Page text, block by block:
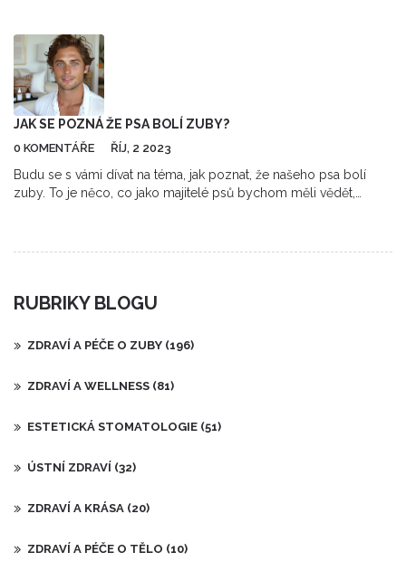
JAK SE POZNÁ ŽE PSA BOLÍ ZUBY?
0 KOMENTÁŘE ŘÍJ, 2 2023
Budu se s vámi dívat na téma, jak poznat, že našeho psa bolí
zuby. To je něco, co jako majitelé psů bychom měli vědět,
RUBRIKY BLOGU
ZDRAVÍ A PÉČE O ZUBY (196)
ZDRAVÍ A WELLNESS (81)
ESTETICKÁ STOMATOLOGIE (51)
ÚSTNÍ ZDRAVÍ (32)
ZDRAVÍ A KRÁSA (20)
ZDRAVÍ A PÉČE O TĚLO (10)